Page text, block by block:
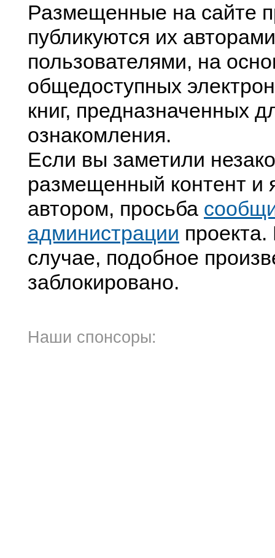
Размещенные на сайте
публикуются их
пользователями, на
общедоступных
книг, предназначенных
ознакомления.
Если вы заметили
размещенный контент и
автором, просьба
администрации
случае, подобное
заблокировано.
Наши спонсоры: